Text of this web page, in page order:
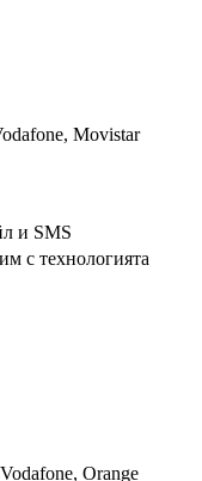
Movistar
и SMS
с технологията
Orange